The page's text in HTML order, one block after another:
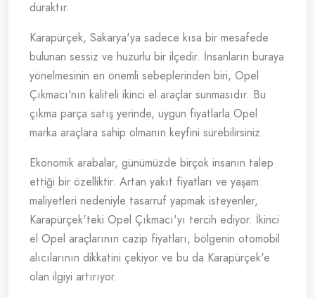
duraktır.
Karapürçek, Sakarya'ya sadece kısa bir mesafede
bulunan sessiz ve huzurlu bir ilçedir. İnsanların buraya
yönelmesinin en önemli sebeplerinden biri, Opel
Çıkmacı'nın kaliteli ikinci el araçlar sunmasıdır. Bu
çıkma parça satış yerinde, uygun fiyatlarla Opel
marka araçlara sahip olmanın keyfini sürebilirsiniz.
Ekonomik arabalar, günümüzde birçok insanın talep
ettiği bir özelliktir. Artan yakıt fiyatları ve yaşam
maliyetleri nedeniyle tasarruf yapmak isteyenler,
Karapürçek'teki Opel Çıkmacı'yı tercih ediyor. İkinci
el Opel araçlarının cazip fiyatları, bölgenin otomobil
alıcılarının dikkatini çekiyor ve bu da Karapürçek'e
olan ilgiyi artırıyor.